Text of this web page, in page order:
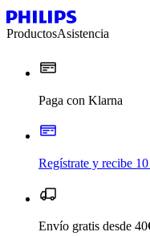
ProductosAsistencia
Paga con Klarna
Regístrate y recibe
Envío gratis desde